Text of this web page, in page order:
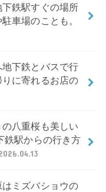
鉄駅すぐの場所
車場のことも。
下鉄とバスで行
りに寄れるお店の
の八重桜も美しい
鉄駅からの行き方
ミズバショウの